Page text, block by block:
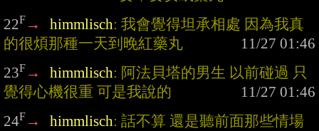
22F → himmlisch: 我會覺得坦承相處 因為我真
的很煩那種一天到晚紅藥丸
23F → himmlisch: 阿法貝塔的男生 以前碰過 只
覺得心機很重 可是我說的
24F → himmlisch: 話不算 還是聽前面那些情場